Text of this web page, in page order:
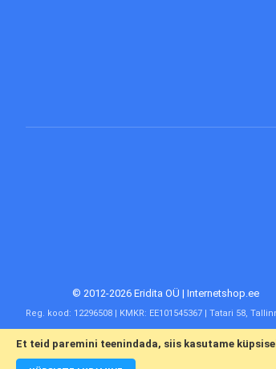
Et teid paremini teenindada, siis kasutame
© 2012-2026 Eridita OÜ | Internetshop.ee
Reg. kood: 12296508 | KMKR: EE101545367 | Tatari 58,
Meist Kasvandustele